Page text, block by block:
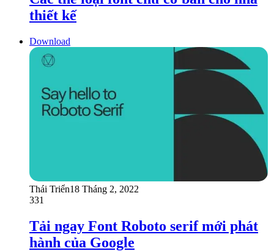
thiết kế
Download
Thái Triển18 Tháng 2, 2022
331
Tải ngay Font Roboto serif mới phát
hành của Google